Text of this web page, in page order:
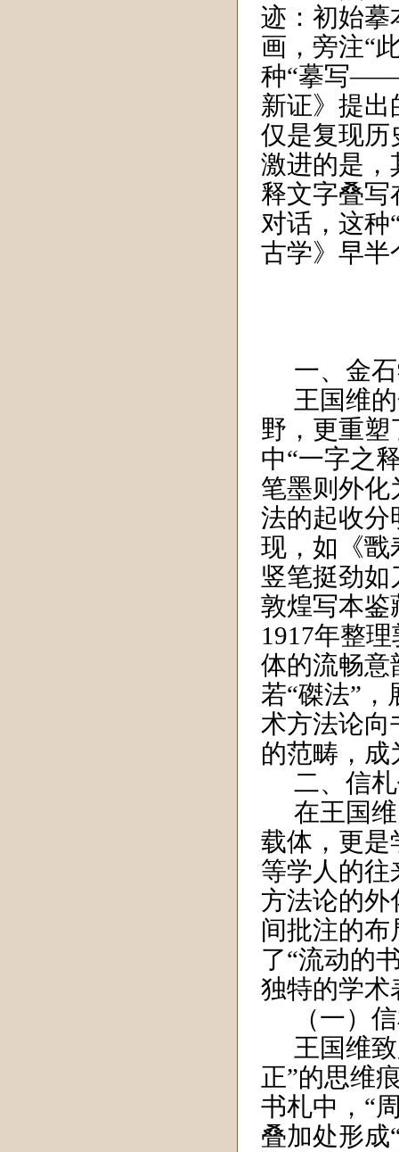
迹：初始摹
画，旁注“
种“摹写——
新证》提出
仅是复现历
激进的是，
释文字叠写
对话，这种
古学》早半
一、金
王国维
野，更重
中“一字之
笔墨则外化
法的起收分
现，如《戬
竖笔挺劲如
敦煌写本
1917年整理
体的流畅意
若“磔法”，
术方法论向
的范畴，
二、信
在王国
载体，更是
等学人的往
方法论的外
间批注的
了“流动的
独特的学术
（一）
王国维
正”的思维
书札中，“
叠加处形成